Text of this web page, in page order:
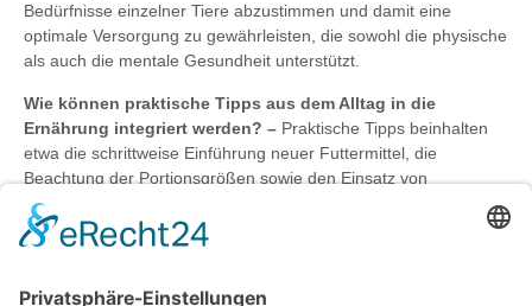
Bedürfnisse einzelner Tiere abzustimmen und damit eine
optimale Versorgung zu gewährleisten, die sowohl die physische
als auch die mentale Gesundheit unterstützt.
Wie können praktische Tipps aus dem Alltag in die
Ernährung integriert werden? – Praktische Tipps beinhalten
etwa die schrittweise Einführung neuer Futtermittel, die
Beachtung der Portionsgrößen sowie den Einsatz von
Fütterungsspielzeugen, die den Speiseplan
abwechslungsreicher gestalten.